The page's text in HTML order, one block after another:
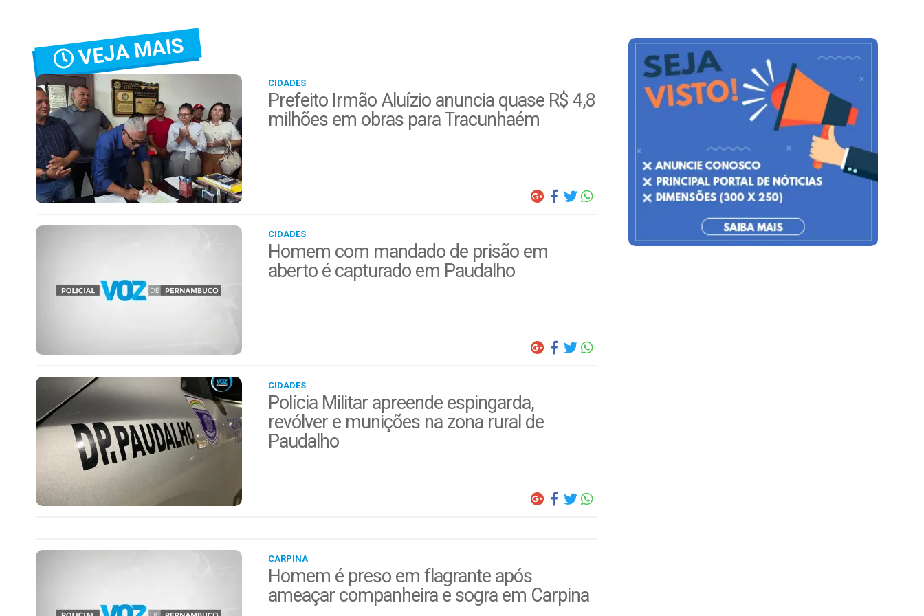
VEJA MAIS
CIDADES
Prefeito Irmão Aluízio anuncia quase R$ 4,8
milhões em obras para Tracunhaém
CIDADES
Homem com mandado de prisão em
aberto é capturado em Paudalho
CIDADES
Polícia Militar apreende espingarda,
revólver e munições na zona rural de
Paudalho
CARPINA
Homem é preso em flagrante após
ameaçar companheira e sogra em Carpina